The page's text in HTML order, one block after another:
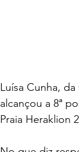
Luísa Cunha,
alcançou a 8ª
Praia Heraklion